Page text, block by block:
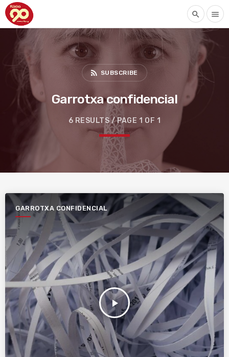
search menu
rss_feed SUBSCRIBE
Garrotxa confidencial
6 RESULTS / PAGE 1 OF 1
GARROTXA CONFIDENCIAL
play_arrow